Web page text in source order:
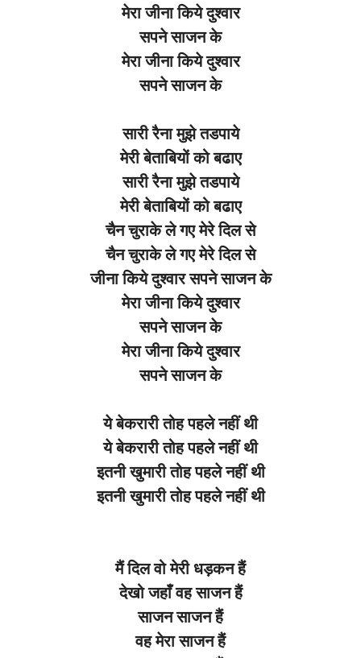
मेरा जीना किये दुश्वार
सपने साजन के
मेरा जीना किये दुश्वार
सपने साजन के
सारी रैना मुझे तडपाये
मेरी बेताबियों को बढाए
सारी रैना मुझे तडपाये
मेरी बेताबियों को बढाए
चैन चुराके ले गए मेरे दिल से
चैन चुराके ले गए मेरे दिल से
जीना किये दुश्वार सपने साजन के
मेरा जीना किये दुश्वार
सपने साजन के
मेरा जीना किये दुश्वार
सपने साजन के
ये बेकरारी तोह पहले नहीं थी
ये बेकरारी तोह पहले नहीं थी
इतनी खुमारी तोह पहले नहीं थी
इतनी खुमारी तोह पहले नहीं थी
मैं दिल वो मेरी धड़कन हैं
देखो जहाँ वह साजन हैं
साजन साजन हैं
वह मेरा साजन हैं